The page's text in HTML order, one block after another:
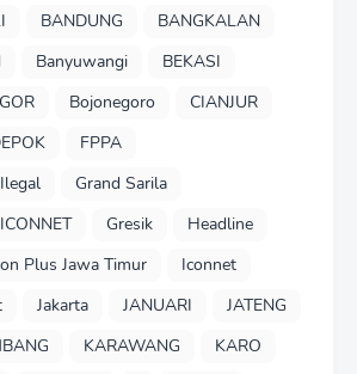
BANDUNG
BANGKALAN
Banyuwangi
BEKASI
Bojonegoro
CIANJUR
FPPA
Grand Sarila
Gresik
Headline
Plus Jawa Timur
Iconnet
Jakarta JANUARI
JATENG
KARAWANG
KARO